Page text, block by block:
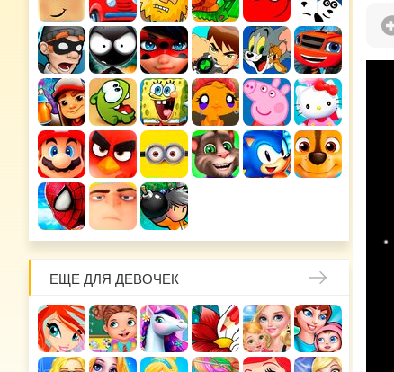
ЕЩЕ ДЛЯ ДЕВОЧЕК